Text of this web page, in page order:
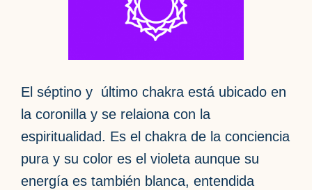
El séptino y último chakra está ubicado en
la coronilla y se relaiona con la
espiritualidad. Es el chakra de la conciencia
pura y su color es el violeta aunque su
energía es también blanca, entendida